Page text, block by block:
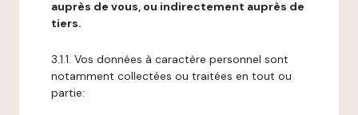
auprès de vous, ou indirectement auprès de
tiers.
3.1.1. Vos données à caractère personnel sont
notamment collectées ou traitées en tout ou
partie: